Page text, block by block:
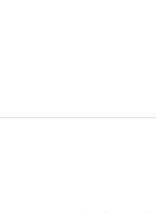
'입
"최
유니
[속